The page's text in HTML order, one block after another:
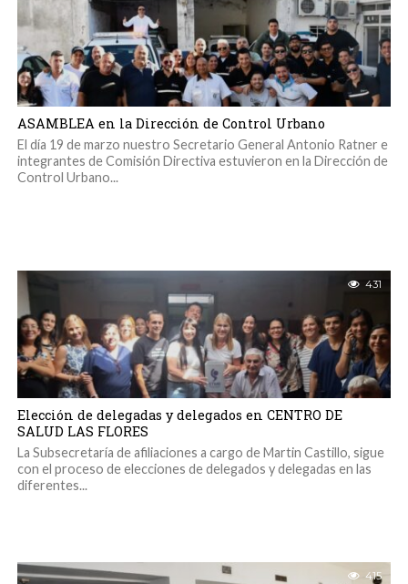
ASAMBLEA en la Dirección de Control Urbano
El día 19 de marzo nuestro Secretario General Antonio Ratner e
integrantes de Comisión Directiva estuvieron en la Dirección de
Control Urbano...
431
Elección de delegadas y delegados en CENTRO DE
SALUD LAS FLORES
La Subsecretaría de afiliaciones a cargo de Martin Castillo, sigue
con el proceso de elecciones de delegados y delegadas en las
diferentes...
415